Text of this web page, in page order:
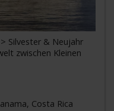
Silvester & Neujahr
zwischen Kleinen
Costa Rica